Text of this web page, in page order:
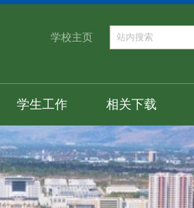
学校主页
学生工作 相关下载